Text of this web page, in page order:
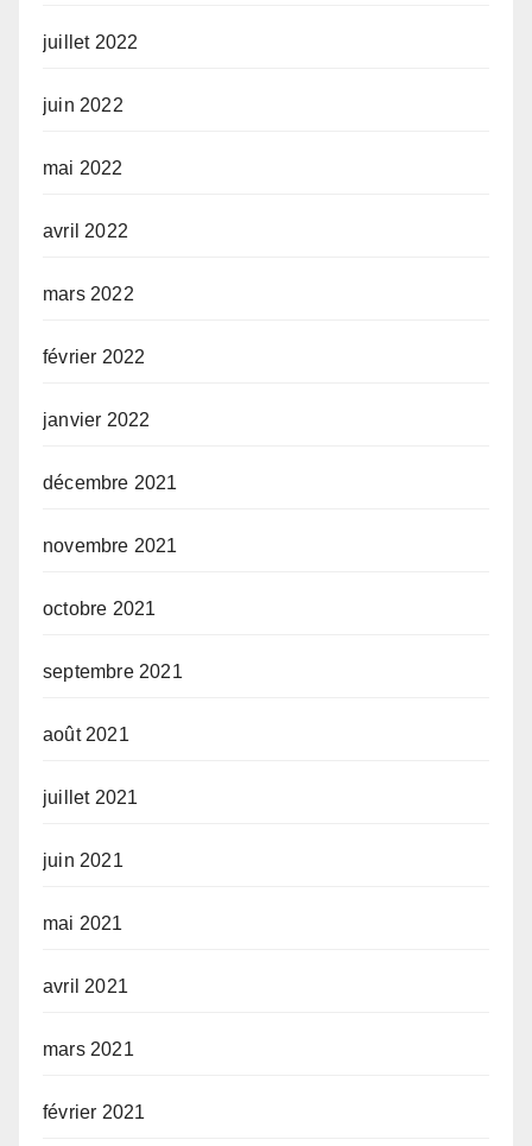
juillet 2022
juin 2022
mai 2022
avril 2022
mars 2022
février 2022
janvier 2022
décembre 2021
novembre 2021
octobre 2021
septembre 2021
août 2021
juillet 2021
juin 2021
mai 2021
avril 2021
mars 2021
février 2021